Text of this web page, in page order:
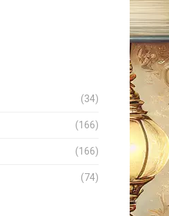
(34)
(166)
(166)
(74)